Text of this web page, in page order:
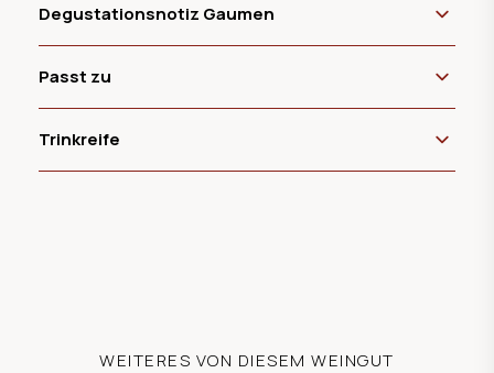
Degustationsnotiz Gaumen
Passt zu
Trinkreife
WEITERES VON DIESEM WEINGUT